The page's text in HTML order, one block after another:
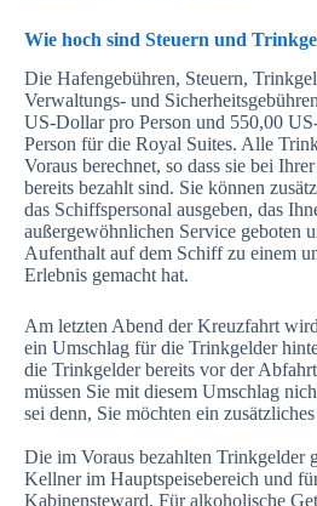
Wie hoch sind Steuern und
Die Hafengebühren, Steuern,
Verwaltungs- und
US-Dollar pro Person und 550,00
Person für die Royal Suites. Alle
Voraus berechnet, so dass sie bei
bereits bezahlt sind. Sie können
das Schiffspersonal ausgeben, das
außergewöhnlichen Service geboten
Aufenthalt auf dem Schiff zu einem
Erlebnis gemacht hat.
Am letzten Abend der Kreuzfahrt
ein Umschlag für die Trinkgelder
die Trinkgelder bereits vor der
müssen Sie mit diesem Umschlag
sei denn, Sie möchten ein
Die im Voraus bezahlten Trinkgelder
Kellner im Hauptspeisebereich und
Kabinensteward. Für alkoholische